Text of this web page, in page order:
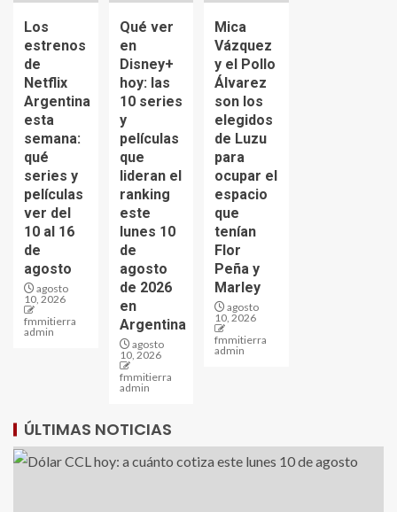
Los
estrenos
de
Netflix
Argentina
esta
semana:
qué
series y
películas
ver del
10 al 16
de
agosto
agosto
10, 2026
fmmitierra
admin
Qué ver
en
Disney+
hoy: las
10 series
y
películas
que
lideran el
ranking
este
lunes 10
de
agosto
de 2026
en
Argentina
agosto
10, 2026
fmmitierra
admin
Mica
Vázquez
y el Pollo
Álvarez
son los
elegidos
de Luzu
para
ocupar el
espacio
que
tenían
Flor
Peña y
Marley
agosto
10, 2026
fmmitierra
admin
ÚLTIMAS NOTICIAS